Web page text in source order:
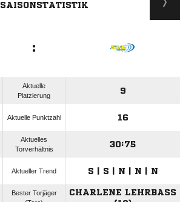
SAISONSTATISTIK
:
Aktuelle
Platzierung
9
Aktuelle Punktzahl 16
Aktuelles
Torverhältnis
30:75
Aktueller Trend S | S | N | N | N
Bester Torjäger
CHARLENE LEHRBASS (